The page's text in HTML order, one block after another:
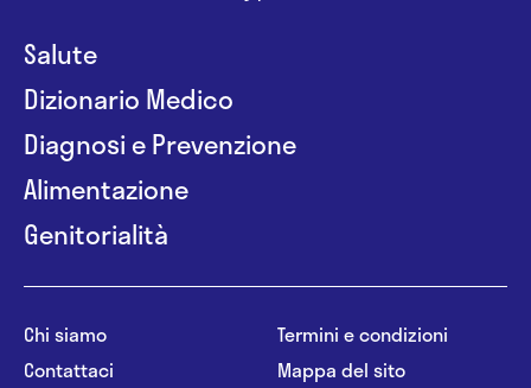
Salute
Dizionario Medico
Diagnosi e Prevenzione
Alimentazione
Genitorialità
Chi siamo
Contattaci
Termini e condizioni
Mappa del sito